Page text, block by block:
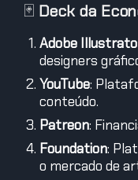
🃏 Deck da
Adobe
designers
YouTube:
conteúdo.
Patreon:
Foundation:
o mercado de